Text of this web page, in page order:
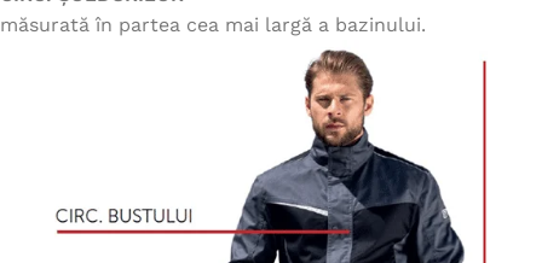
măsurată în partea cea mai largă a bazinului.